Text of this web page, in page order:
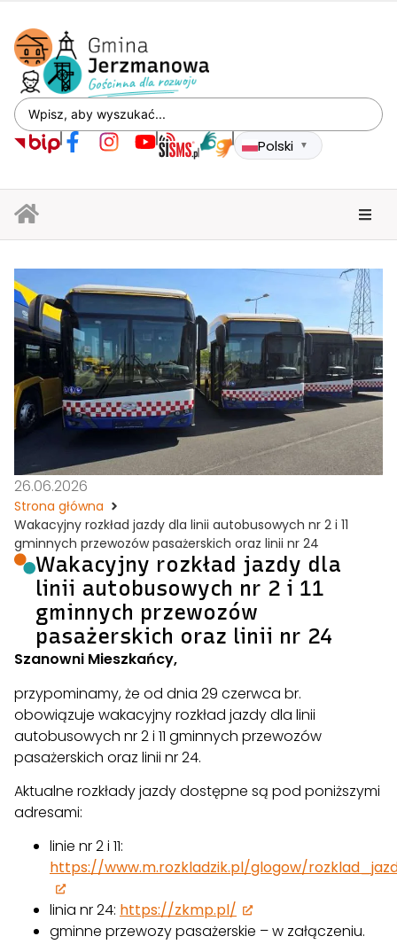
Polski ▼
26.06.2026
Strona główna
Wakacyjny rozkład jazdy dla linii autobusowych nr 2 i 11
gminnych przewozów pasażerskich oraz linii nr 24
Wakacyjny rozkład jazdy dla
linii autobusowych nr 2 i 11
gminnych przewozów
pasażerskich oraz linii nr 24
Szanowni Mieszkańcy,
przypominamy, że od dnia 29 czerwca br.
obowiązuje wakacyjny rozkład jazdy dla linii
autobusowych nr 2 i 11 gminnych przewozów
pasażerskich oraz linii nr 24.
Aktualne rozkłady jazdy dostępne są pod poniższymi
adresami:
linie nr 2 i 11:
https://www.m.rozkladzik.pl/glogow/
linia nr 24: https://zkmp.pl/
gminne przewozy pasażerskie – w załączeniu.